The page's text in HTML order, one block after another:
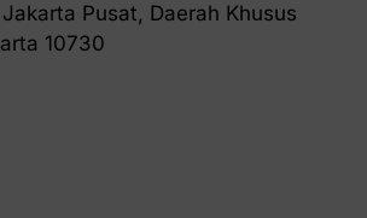
Pusat, Daerah Khusus
10730